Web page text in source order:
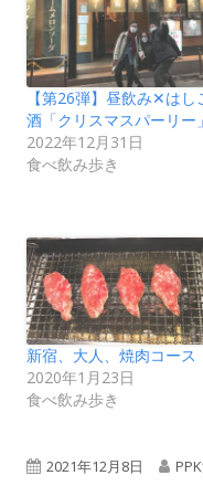
【第26弾】昼飲み✕はし
酒「クリスマスパーリー」
2022年12月31日
食べ飲み歩き
新宿、大人、焼肉コース
2020年1月23日
食べ飲み歩き
公
2021年12月8日
作